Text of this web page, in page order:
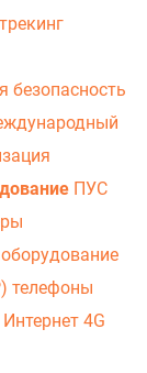
безопасность
ПУС
телефоны
4G